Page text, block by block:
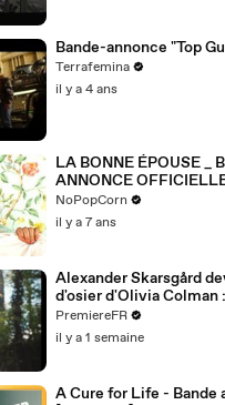
Bande-annonce "Top
Terrafemina
il y a 4 ans
LA BONNE ÉPOUSE _
ANNONCE
NoPopCorn
il y a 7 ans
Alexander Skarsgård
d'osier d'Olivia Colman
annonce de Wicker (VO)
PremiereFR
il y a 1 semaine
A Cure for Life - Bande